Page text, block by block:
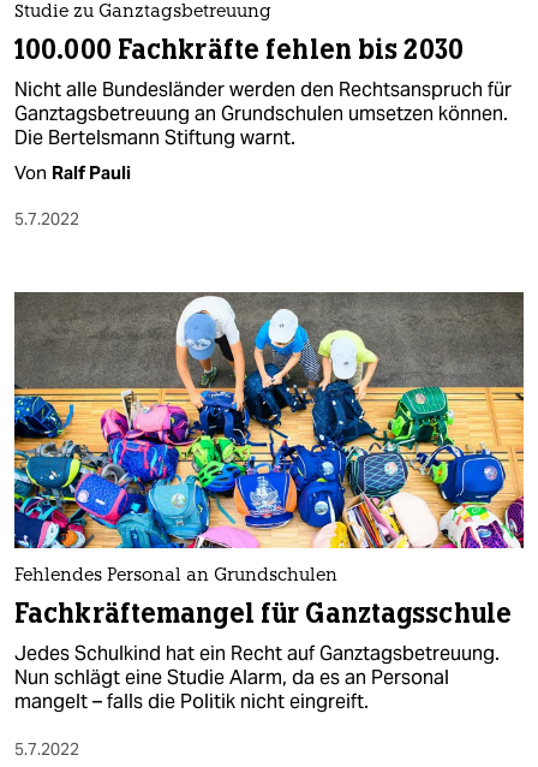
Studie zu Ganztagsbetreuung
100.000 Fachkräfte fehlen bis 2030
Nicht alle Bundesländer werden den Rechtsanspruch für
Ganztagsbetreuung an Grundschulen umsetzen können.
Die Bertelsmann Stiftung warnt.
Von Ralf Pauli
5.7.2022
Fehlendes Personal an Grundschulen
Fachkräftemangel für Ganztagsschule
Jedes Schulkind hat ein Recht auf Ganztagsbetreuung.
Nun schlägt eine Studie Alarm, da es an Personal
mangelt – falls die Politik nicht eingreift.
5.7.2022